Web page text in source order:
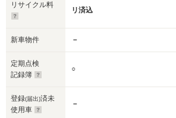
リサイクル料
リ済込
新車物件 －
定期点検
記録簿
○
登録(届出)済未
使用車
－